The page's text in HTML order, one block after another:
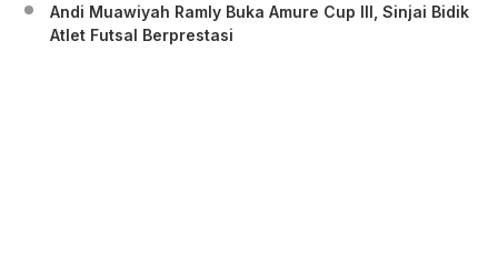
Andi Muawiyah Ramly Buka Amure Cup III, Sinjai Bidik
Atlet Futsal Berprestasi